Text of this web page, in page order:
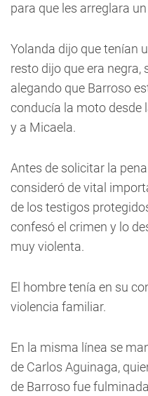
para que les arreglara
Yolanda dijo que tenían
resto dijo que era
alegando que Barroso
conducía la moto desde
y a Micaela.
Antes de solicitar la
consideró de vital
de los testigos
confesó el crimen y lo
muy violenta.
El hombre tenía en su
violencia familiar.
En la misma línea se
de Carlos Aguinaga,
de Barroso fue